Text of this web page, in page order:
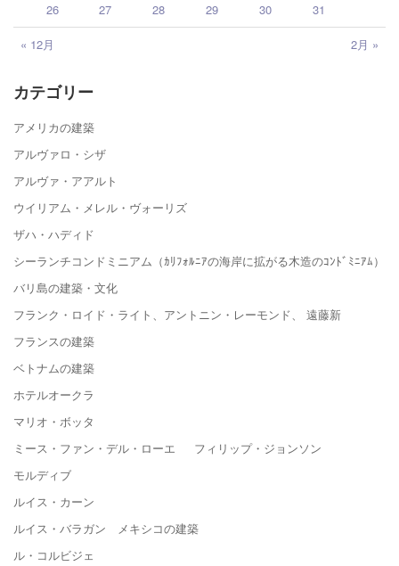
« 12月 2月 »
26 27 28 29 30 31
カテゴリー
アメリカの建築
アルヴァロ・シザ
アルヴァ・アアルト
ウイリアム・メレル・ヴォーリズ
ザハ・ハディド
シーランチコンドミニアム（ｶﾘﾌｫﾙﾆｱの海岸に拡がる木造のｺﾝﾄﾞﾐﾆｱﾑ）
バリ島の建築・文化
フランク・ロイド・ライト、アントニン・レーモンド、 遠藤新
フランスの建築
ベトナムの建築
ホテルオークラ
マリオ・ボッタ
ミース・ファン・デル・ローエ フィリップ・ジョンソン
モルディブ
ルイス・カーン
ルイス・バラガン メキシコの建築
ル・コルビジェ